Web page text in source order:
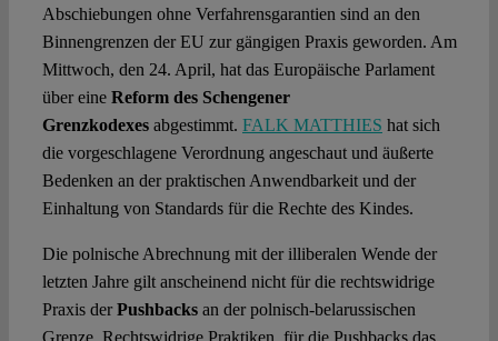
Abschiebungen ohne Verfahrensgarantien sind an den
Binnengrenzen der EU zur gängigen Praxis geworden. Am
Mittwoch, den 24. April, hat das Europäische Parlament
über eine Reform des Schengener
Grenzkodexesabgestimmt. FALK MATTHIES hat sich
die vorgeschlagene Verordnung angeschaut und äußerte
Bedenken an der praktischen Anwendbarkeit und der
Einhaltung von Standards für die Rechte des Kindes.
Die polnische Abrechnung mit der illiberalen Wende der
letzten Jahre gilt anscheinend nicht für die rechtswidrige
Praxis derPushbacks an der polnisch-belarussischen
Grenze. Rechtswidrige Praktiken, für die Pushbacks das